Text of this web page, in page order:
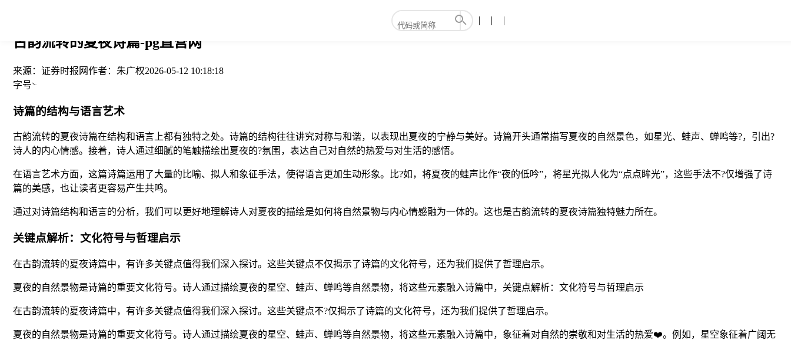
古韵流转的夏夜诗篇-pg直营网
来源： 证券时报网作者： 朱广权2026-05-12 10:18:18
字号
诗篇的结构与语言艺术
古韵流转的夏夜诗篇在结构和语言上都有独特之处。诗篇的结构往往讲究对称与和谐，以表现出夏夜的宁静与美好。诗篇开头通常描写夏夜的自然景色，如星光、蛙声、蝉鸣等?，引出?
诗人的内心情感。接着，诗人通过细腻的笔触描绘出夏夜的?氛围，表达自己对自然的热爱与对生活的感悟。
在语言艺术方面，这篇诗篇运用了大量的比喻、拟人和象征手法，使得语言更加生动形象。比?如，将夏夜的蛙声比作“夜的低吟”，将星光拟人化为“点点眸光”，这些手法不?仅增强了诗
篇的美感，也让读者更容易产生共鸣。
通过对诗篇结构和语言的分析，我们可以更好地理解诗人对夏夜的描绘是如何将自然景物与内心情感融为一体的。这也是古韵流转的夏夜诗篇独特魅力所在。
关键点解析：文化符号与哲理启示
在古韵流转的夏夜诗篇中，有许多关键点值得我们深入探讨。这些关键点不仅揭示了诗篇的文化符号，还为我们提供了哲理启示。
夏夜的自然景物是诗篇的重要文化符号。诗人通过描绘夏夜的星空、蛙声、蝉鸣等自然景物，将这些元素融入诗篇中，关键点解析：文化符号与哲理启示
在古韵流转的夏夜诗篇中，有许多关键点值得我们深入探讨。这些关键点不?仅揭示了诗篇的文化符号，还为我们提供了哲理启示。
夏夜的自然景物是诗篇的重要文化符号。诗人通过描绘夏夜的星空、蛙声、蝉鸣等自然景物，将这些元素融入诗篇中，象征着对自然的崇敬和对生活的热爱❤️。例如，星空象征着广阔无